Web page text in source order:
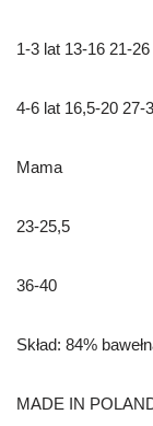
1-3 lat 13-16 21-26
4-6 lat 16,5-20 27-
Mama
23-25,5
36-40
Skład: 84%
MADE IN